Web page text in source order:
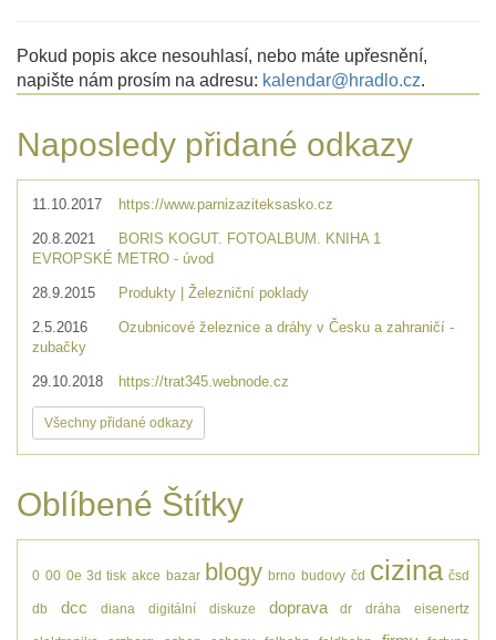
Pokud popis akce nesouhlasí, nebo máte upřesnění,
napište nám prosím na adresu: kalendar@hradlo.cz.
Naposledy přidané odkazy
11.10.2017 https://www.parnizaziteksasko.cz
20.8.2021
BORIS KOGUT. FOTOALBUM. KNIHA 1
EVROPSKÉ METRO - úvod
28.9.2015 Produkty | Železniční poklady
2.5.2016
Ozubnicové železnice a dráhy v Česku a zahraničí -
zubačky
29.10.2018 https://trat345.webnode.cz
Všechny přidané odkazy
Oblíbené Štítky
0 00 0e 3d tisk akce bazar blogy brno budovy čd cizina čsd
db dcc diana digitální diskuze doprava dr dráha eisenertz